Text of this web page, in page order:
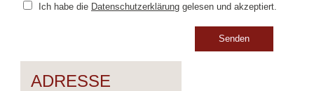
Ich habe die Datenschutzerklärung gelesen und akzeptiert.
Senden
ADRESSE